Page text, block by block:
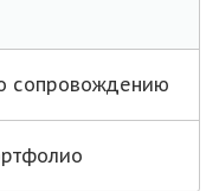
сопровождению